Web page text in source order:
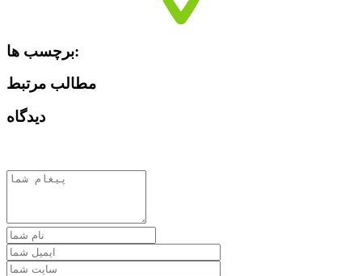
برچسب ها:
مطالب مرتبط
دیدگاه